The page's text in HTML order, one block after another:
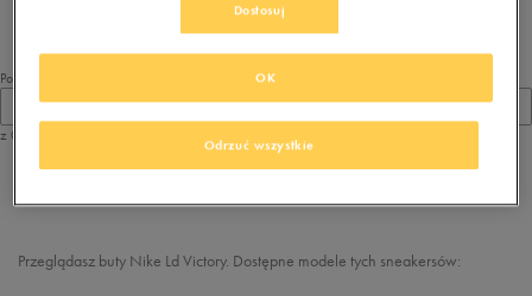
Pokaż
z 0
Przeglądasz buty Nike Ld Victory. Dostępne modele tych sneakersów:
Dostosuj
Odrzuć wszystkie
OK